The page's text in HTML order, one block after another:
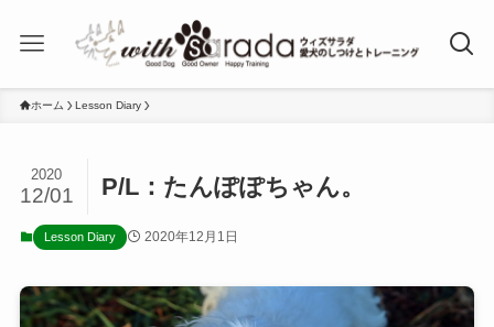
ホーム Lesson Diary
P/L：たんぽぽちゃん。
2020
12/01
Lesson Diary 2020年12月1日